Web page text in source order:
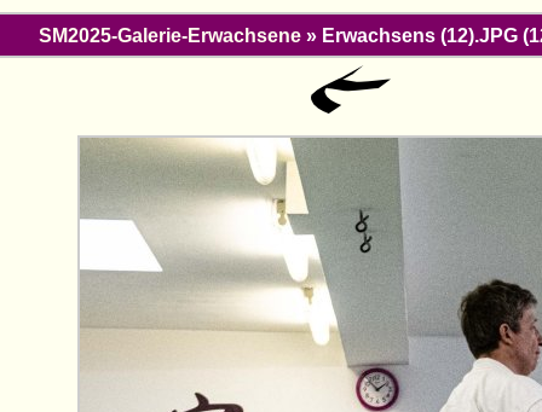
SM2025-Galerie-Erwachsene » Erwachsens (12).JPG